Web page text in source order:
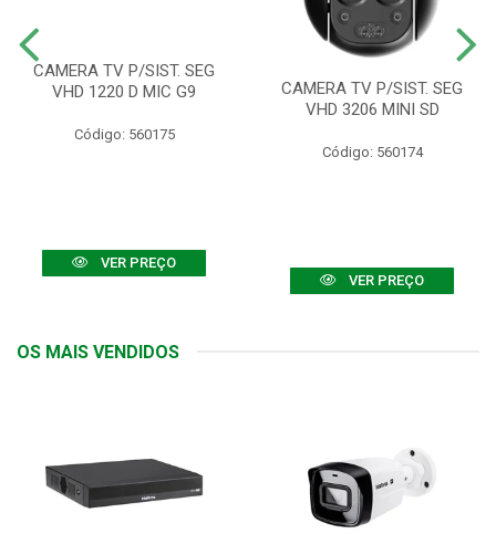
CAMERA TV P/SIST. SEG
VHD 1220 D MIC G9
Código: 560175
VER PREÇO
CAMERA TV P/SIST. SEG
VHD 3206 MINI SD
Código: 560174
VER PREÇO
OS MAIS VENDIDOS